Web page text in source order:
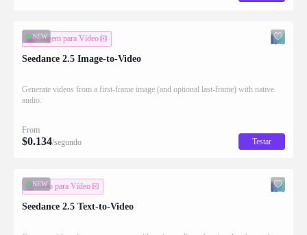
NEW
Imagem para Vídeo
Seedance 2.5 Image-to-Video
Generate videos from a first-frame image (and optional last-frame) with native
audio.
From
$0.134/segundo Testar
NEW
Texto para Vídeo
Seedance 2.5 Text-to-Video